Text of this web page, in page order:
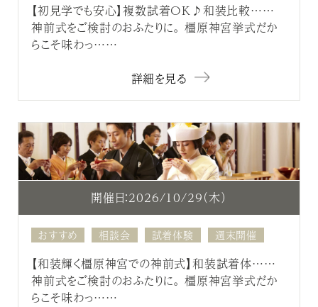
【初見学でも安心】複数試着OK♪和装比較……
神前式をご検討のおふたりに。 橿原神宮挙式だか
らこそ味わっ……
詳細を見る
開催日：2026/10/29（木）
おすすめ 相談会 試着体験 週末開催
【和装輝く橿原神宮での神前式】和装試着体……
神前式をご検討のおふたりに。 橿原神宮挙式だか
らこそ味わっ……